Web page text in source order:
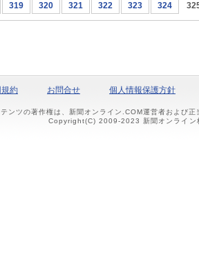
319 320 321 322 323 324
約 お問合せ 個人情報保護方針
ンツの著作権は、新聞オンライン.COM運営者および
Copyright(C) 2009-2023 新聞オンライ